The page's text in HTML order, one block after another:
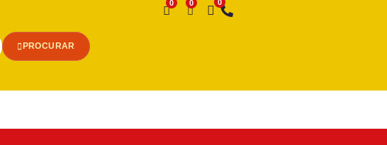
PROCURAR
Desejo